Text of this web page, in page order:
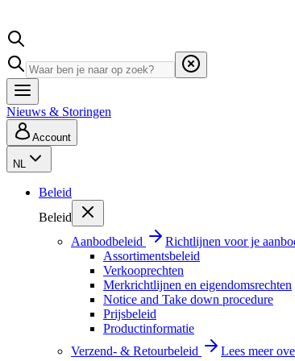
Nieuws & Storingen
Account
NL
Beleid
Beleid
Aanbodbeleid
Richtlijnen voor je
Assortimentsbeleid
Verkooprechten
Merkrichtlijnen en eigendomsrechten
Notice and Take down procedure
Prijsbeleid
Productinformatie
Verzend- & Retourbeleid
Lees meer